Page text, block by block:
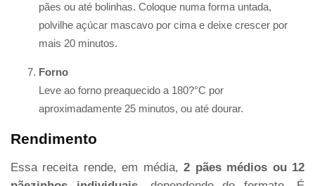
pães ou até bolinhas. Coloque numa forma untada,
polvilhe açúcar mascavo por cima e deixe crescer por
mais 20 minutos.
Forno
Leve ao forno preaquecido a 180?°C por
aproximadamente 25 minutos, ou até dourar.
Rendimento
Essa receita rende, em média,2 pães médios ou 12